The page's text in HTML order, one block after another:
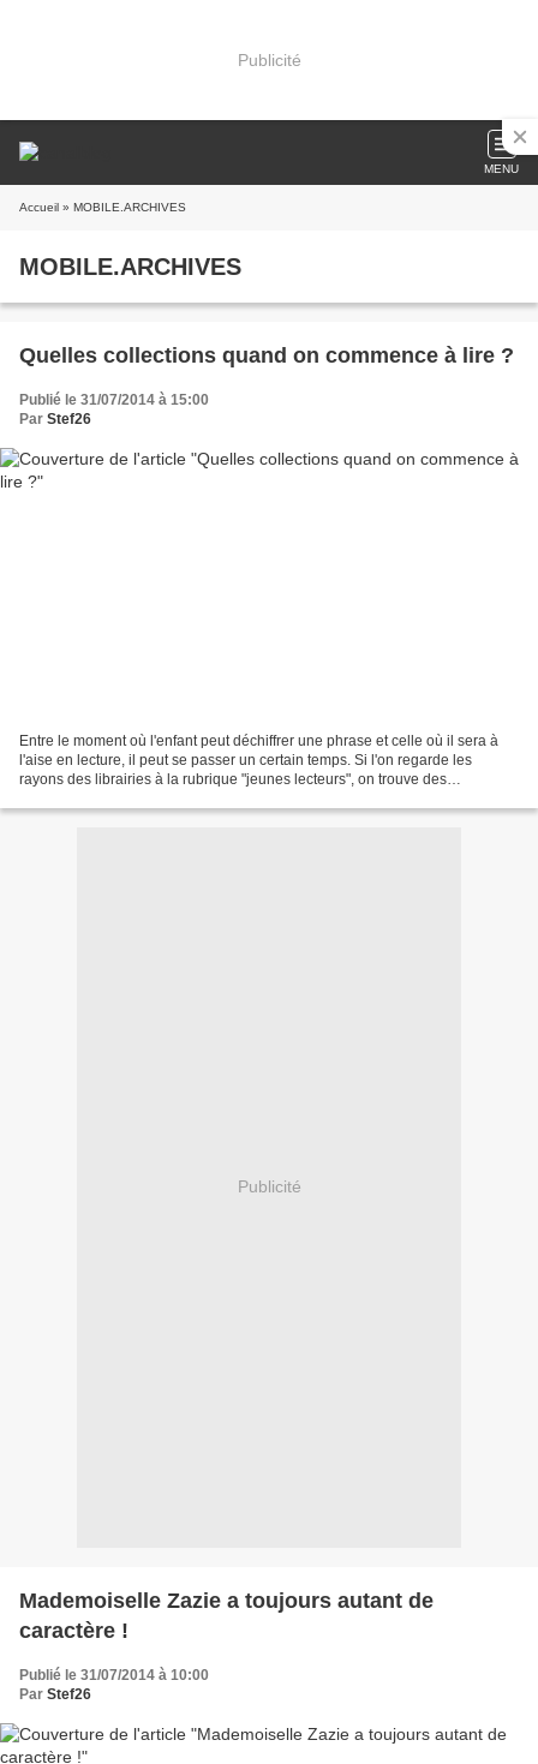
Publicité
MENU
Accueil » MOBILE.ARCHIVES
MOBILE.ARCHIVES
Quelles collections quand on commence à lire ?
Publié le 31/07/2014 à 15:00
Par Stef26
Entre le moment où l'enfant peut déchiffrer une phrase et celle où il sera à
l'aise en lecture, il peut se passer un certain temps. Si l'on regarde les
rayons des librairies à la rubrique "jeunes lecteurs", on trouve des
Publicité
Mademoiselle Zazie a toujours autant de
caractère !
Publié le 31/07/2014 à 10:00
Par Stef26